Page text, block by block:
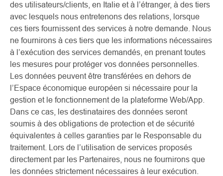
des utilisateurs/clients, en Italie et à l’étranger, à des tiers
avec lesquels nous entretenons des relations, lorsque
ces tiers fournissent des services à notre demande. Nous
ne fournirons à ces tiers que les informations nécessaires
à l’exécution des services demandés, en prenant toutes
les mesures pour protéger vos données personnelles.
Les données peuvent être transférées en dehors de
l’Espace économique européen si nécessaire pour la
gestion et le fonctionnement de la plateforme Web/App.
Dans ce cas, les destinataires des données seront
soumis à des obligations de protection et de sécurité
équivalentes à celles garanties par le Responsable du
traitement. Lors de l’utilisation de services proposés
directement par les Partenaires, nous ne fournirons que
les données strictement nécessaires à leur exécution.